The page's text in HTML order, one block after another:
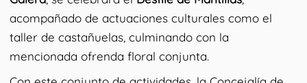
acompañado de actuaciones culturales como el
taller de castañuelas, culminando con la
mencionada ofrenda floral conjunta.